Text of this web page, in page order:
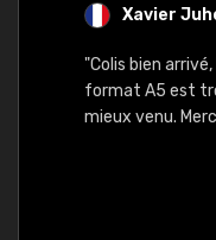
Xavier
"Colis bien
format A5 est
mieux venu.